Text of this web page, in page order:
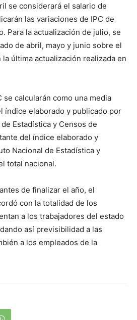
se considerará el salario de
las variaciones de IPC de
Para la actualización de julio, se
de abril, mayo y junio sobre el
última actualización realizada en
se calcularán como una media
índice elaborado y publicado por
Estadística y Censos de
del índice elaborado y
Nacional de Estadística y
total nacional.
de finalizar el año, el
con la totalidad de los
a los trabajadores del estado
así previsibilidad a las
a los empleados de la